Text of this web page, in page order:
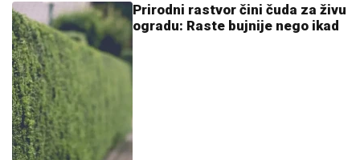
Prirodni rastvor čini čuda za živu
ogradu: Raste bujnije nego ikad